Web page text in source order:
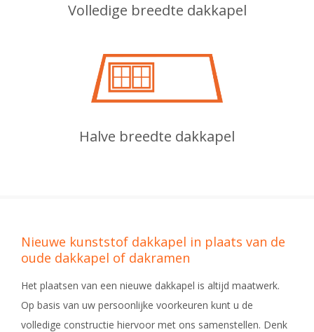
Volledige breedte dakkapel
Halve breedte dakkapel
Nieuwe kunststof dakkapel in plaats van de
oude dakkapel of dakramen
Het plaatsen van een nieuwe dakkapel is altijd maatwerk.
Op basis van uw persoonlijke voorkeuren kunt u de
volledige constructie hiervoor met ons samenstellen. Denk